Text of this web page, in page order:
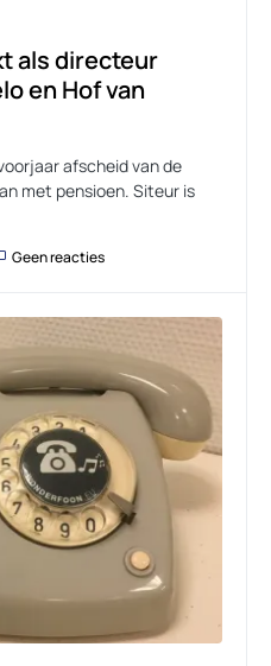
als directeur
en Hof van
afscheid van de
met pensioen. Siteur is
Geen reacties